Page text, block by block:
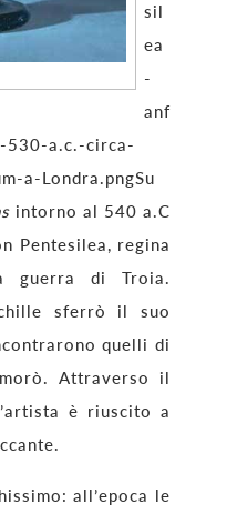
sil
ea
-
anf
a.c.-circa-
a-Londra.pngSu
intorno al 540 a.C
Pentesilea, regina
guerra di Troia.
sferrò il suo
quelli di
Attraverso il
è riuscito a
all’epoca le